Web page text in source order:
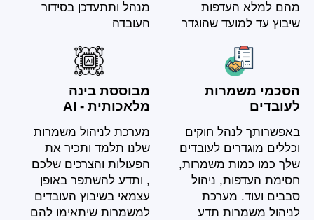
מהם למלא העדפות
שיבוץ עד למועד שהוגדר
מנהל ותתעדכן בסידור
העובדה
הסכמי משמרות
לעובדים
באפשרותך לנהל חוקים
וכללים מוגדרים לעובדים
שלך כמו כמות משמרות,
חסימת העדפות, ניהול
סבבים ועוד. מערכת
לניהול משמרות תדע
מבוססת בינה
מלאכותית - AI
מערכת לניהול משמרות
שלנו תלמד ותכיר את
הפעולות והצרכים שלכם
, ותדע להשתפר באופן
עצמאי בשיבוץ העובדים
למשמרות שיתאימו להם